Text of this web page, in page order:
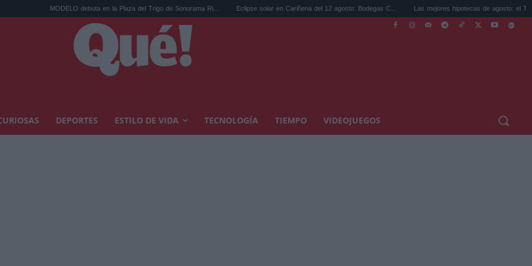
MODELO debuta en la Plaza del Trigo de Sonorama Ri... Eclipse solar en Cariñena del 12 agosto: Bodegas C... Las mejores hipotecas de agosto: el TAE más
DEPORTES ESTILO DE VIDA TECNOLOGÍA TIEMPO VIDEOJUEGOS